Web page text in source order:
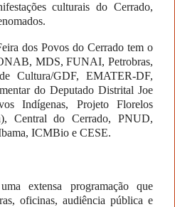
culturais do Cerrado,
dos Povos do Cerrado tem o
MDS, FUNAI, Petrobras,
Cultura/GDF, EMATER-DF,
do Deputado Distrital Joe
Indígenas, Projeto Florelos
Central do Cerrado, PNUD,
ICMBio e CESE.
extensa programação que
oficinas, audiência pública e